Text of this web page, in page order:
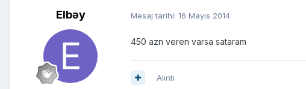
Elbəy Mesaj tarihi: 16 Mayıs 2014
450 azn veren varsa sataram
Alıntı